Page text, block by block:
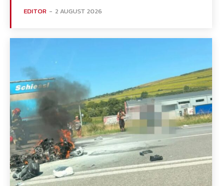
EDITOR - 2 AUGUST 2026